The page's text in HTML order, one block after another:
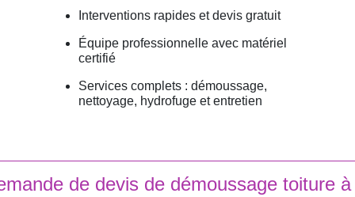
Interventions rapides et devis gratuit
Équipe professionnelle avec matériel
certifié
Services complets : démoussage,
nettoyage, hydrofuge et entretien
de devis de démoussage toiture